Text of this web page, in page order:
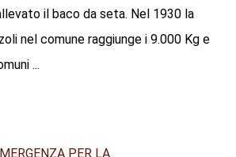
il baco da seta. Nel 1930 la
nel comune raggiunge i 9.000 Kg e
...